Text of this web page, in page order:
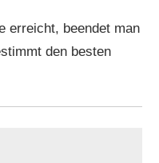
erreicht, beendet man
den besten